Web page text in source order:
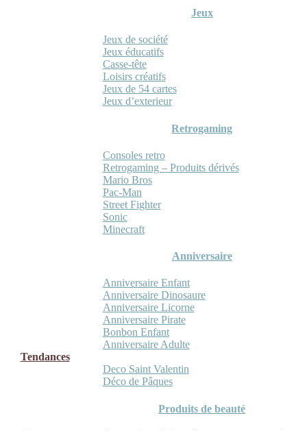
Jeux
Jeux de société
Jeux éducatifs
Casse-tête
Loisirs créatifs
Jeux de 54 cartes
Jeux d’exterieur
Retrogaming
Consoles retro
Retrogaming – Produits dérivés
Mario Bros
Pac-Man
Street Fighter
Sonic
Minecraft
Anniversaire
Anniversaire Enfant
Anniversaire Dinosaure
Anniversaire Licorne
Anniversaire Pirate
Bonbon Enfant
Anniversaire Adulte
Tendances
Deco Saint Valentin
Déco de Pâques
Produits de beauté